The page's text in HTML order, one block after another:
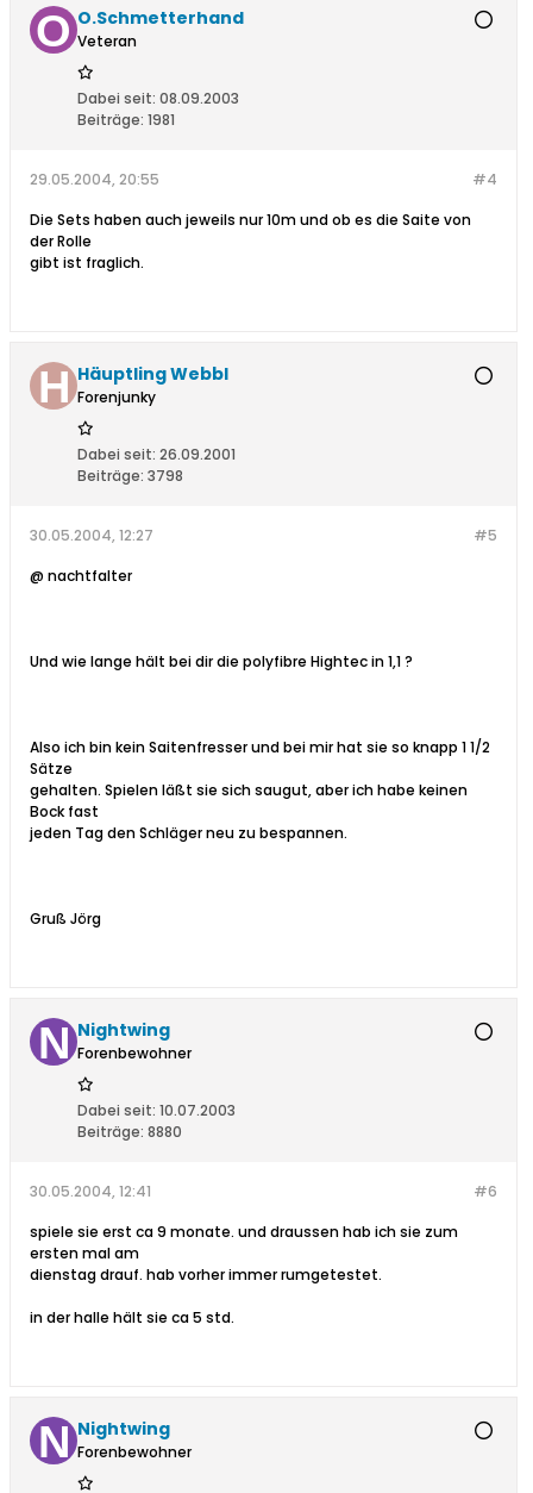
O.Schmetterhand
Veteran
Dabei seit: 08.09.2003
Beiträge: 1981
#4
29.05.2004, 20:55
Die Sets haben auch jeweils nur 10m und ob es die Saite von
der Rolle
gibt ist fraglich.
Häuptling Webbl
Forenjunky
Dabei seit: 26.09.2001
Beiträge: 3798
#5
30.05.2004, 12:27
@ nachtfalter
Und wie lange hält bei dir die polyfibre Hightec in 1,1 ?
Also ich bin kein Saitenfresser und bei mir hat sie so knapp 1 1/2
Sätze
gehalten. Spielen läßt sie sich saugut, aber ich habe keinen
Bock fast
jeden Tag den Schläger neu zu bespannen.
Gruß Jörg
Nightwing
Forenbewohner
Dabei seit: 10.07.2003
Beiträge: 8880
#6
30.05.2004, 12:41
spiele sie erst ca 9 monate. und draussen hab ich sie zum
ersten mal am
dienstag drauf. hab vorher immer rumgetestet.
in der halle hält sie ca 5 std.
Nightwing
Forenbewohner